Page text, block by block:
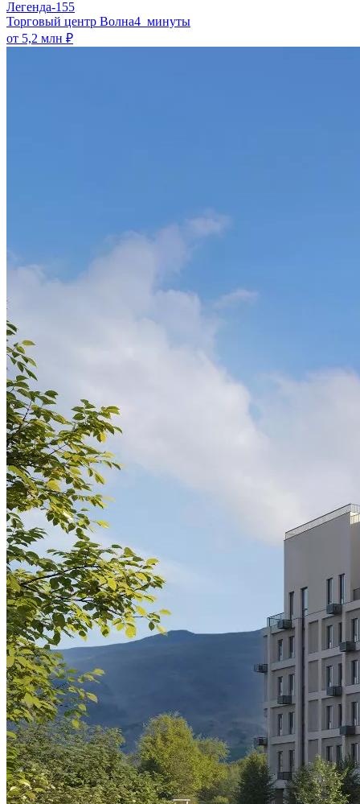
Легенда-155
​Торговый центр Волна4 минуты
от 5,2 млн ₽